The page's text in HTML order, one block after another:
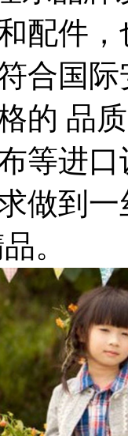
配件
合国
的 品
等进
做到
。